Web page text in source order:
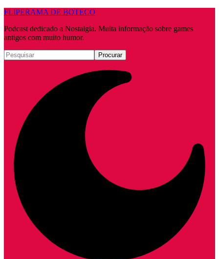
FLIPERAMA DE BOTECO
Podcast dedicado a Nostalgia. Muita informação sobre games
antigos com muito humor.